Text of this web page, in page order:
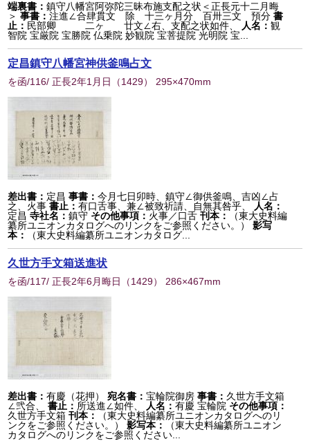
端裏書：鎮守八幡宮阿弥陀三昧布施支配之状＜正長元十二月晦
＞ 事書：注進∠合肆貫文 除 十三ヶ月分 百卅三文 預分 書
止： 民部卿ゝゝ 二ヶゝ 廿文∠右、支配之状如件、 人名：観
智院 宝厳院 宝勝院 仏乗院 妙観院 宝菩提院 光明院 宝...
定昌鎮守八幡宮神供釜鳴占文
を函/116/ 正長2年1月日 （1429） 295×470mm
差出書： 定昌 事書：今月七日卯時、鎮守∠御供釜鳴、吉凶∠占
之、火事 書止：有口舌事、兼∠被致祈請、自無其咎乎、
人名：
定昌 寺社名：鎮守 その他事項： 火事／口舌刊本：
（東大史料編
纂所ユニオンカタログへのリンクをご参照ください。）
影写
本：
（東大史料編纂所ユニオンカタログ...
久世方手文箱送進状
を函/117/ 正長2年6月晦日 （1429） 286×467mm
差出書：有慶（花押） 宛名書：宝輪院御房 事書： 久世方手文箱
∠弐合、
書止： 所送進∠如件、 人名：有慶 宝輪院 その他事項：
久世方手文箱 刊本：
（東大史料編纂所ユニオンカタログへのリ
ンクをご参照ください。）
影写本：
（東大史料編纂所ユニオン
カタログへのリンクをご参照ください...